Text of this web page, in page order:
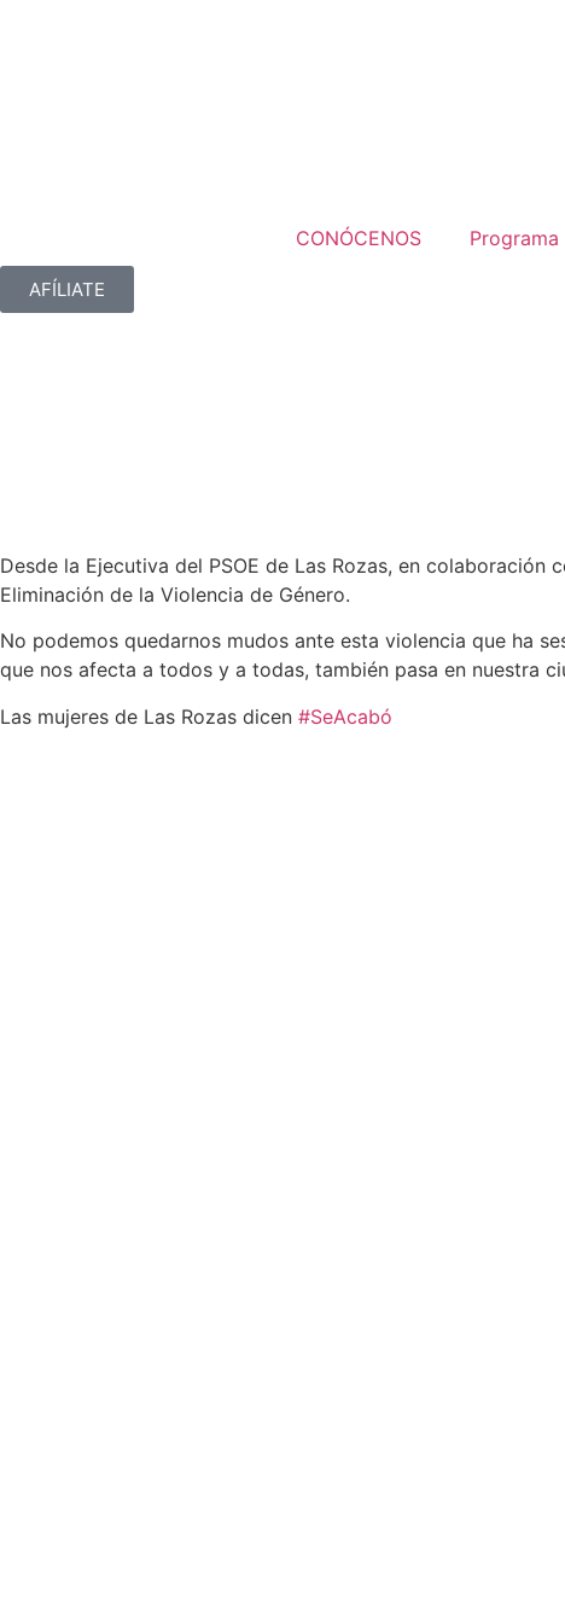
CONÓCENOS Programa
AFÍLIATE
Desde la Ejecutiva del PSOE de Las Rozas, en
Eliminación de la Violencia de Género.
No podemos quedarnos mudos ante esta violencia que ha
que nos afecta a todos y a todas, también pasa en nuestra
Las mujeres de Las Rozas dicen #SeAcabó